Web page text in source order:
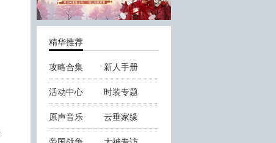
精华推荐
攻略合集 新人手册
活动中心 时装专题
原声音乐 云垂家缘